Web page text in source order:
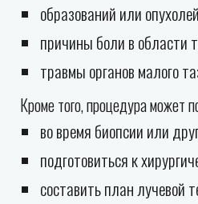
образований или
причины боли в области
травмы органов малого
Кроме того, процедура может
во время биопсии или
подготовиться к
составить план лучевой